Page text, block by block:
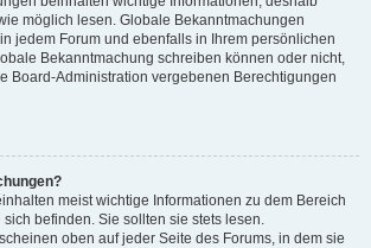
möglich lesen. Globale Bekanntmachungen
jedem Forum und ebenfalls in Ihrem persönlichen
Bekanntmachung schreiben können oder nicht,
Board-Administration vergebenen Berechtigungen
meist wichtige Informationen zu dem Bereich
befinden. Sie sollten sie stets lesen.
oben auf jeder Seite des Forums, in dem sie